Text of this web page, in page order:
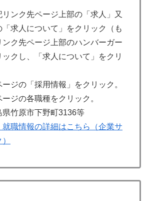
リンク先ページ上部の「求人」又
求人について」をクリック（も
ンク先ページ上部のハンバーガー
クし、「求人について」をクリ
ジの「採用情報」をクリック。
ジの各職種をクリック。
県竹原市下野町3136等
就職情報の詳細はこちら（企業サ